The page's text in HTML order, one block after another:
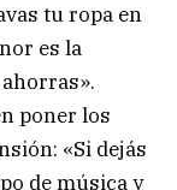
tu ropa en
es la
poner los
«Si dejás
de música y